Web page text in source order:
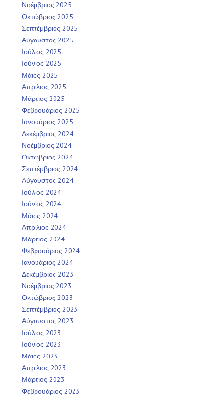
Νοέμβριος 2025
Οκτώβριος 2025
Σεπτέμβριος 2025
Αύγουστος 2025
Ιούλιος 2025
Ιούνιος 2025
Μάιος 2025
Απρίλιος 2025
Μάρτιος 2025
Φεβρουάριος 2025
Ιανουάριος 2025
Δεκέμβριος 2024
Νοέμβριος 2024
Οκτώβριος 2024
Σεπτέμβριος 2024
Αύγουστος 2024
Ιούλιος 2024
Ιούνιος 2024
Μάιος 2024
Απρίλιος 2024
Μάρτιος 2024
Φεβρουάριος 2024
Ιανουάριος 2024
Δεκέμβριος 2023
Νοέμβριος 2023
Οκτώβριος 2023
Σεπτέμβριος 2023
Αύγουστος 2023
Ιούλιος 2023
Ιούνιος 2023
Μάιος 2023
Απρίλιος 2023
Μάρτιος 2023
Φεβρουάριος 2023